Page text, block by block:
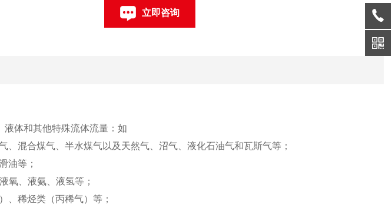
立即咨询
体和其他特殊流体流量：如
、混合煤气、半水煤气以及天然气、沼气、液化石油气和瓦斯气等；
油等；
氧、液氨、液氢等；
、稀烃类（丙稀气）等；